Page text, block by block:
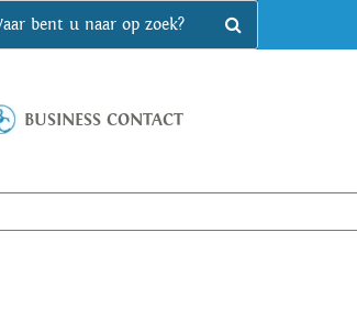
BUSINESS CONTACT